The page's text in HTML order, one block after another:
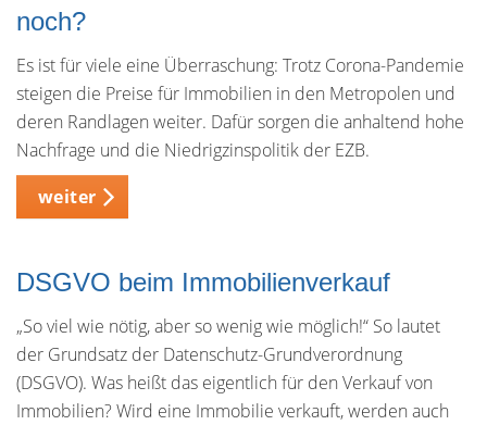
noch?
Es ist für viele eine Überraschung: Trotz Corona-Pandemie
steigen die Preise für Immobilien in den Metropolen und
deren Randlagen weiter. Dafür sorgen die anhaltend hohe
Nachfrage und die Niedrigzinspolitik der EZB.
weiter
DSGVO beim Immobilienverkauf
„So viel wie nötig, aber so wenig wie möglich!“ So lautet
der Grundsatz der Datenschutz-Grundverordnung
(DSGVO). Was heißt das eigentlich für den Verkauf von
Immobilien? Wird eine Immobilie verkauft, werden auch